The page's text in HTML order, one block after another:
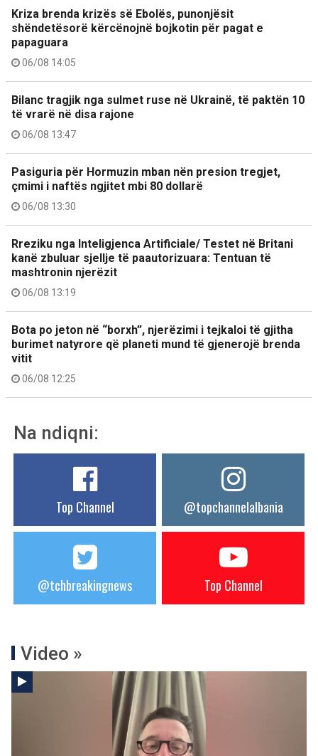
Kriza brenda krizës së Ebolës, punonjësit
shëndetësorë kërcënojnë bojkotin për pagat e
papaguara
06/08 14:05
Bilanc tragjik nga sulmet ruse në Ukrainë, të paktën 10
të vrarë në disa rajone
06/08 13:47
Pasiguria për Hormuzin mban nën presion tregjet,
çmimi i naftës ngjitet mbi 80 dollarë
06/08 13:30
Rreziku nga Inteligjenca Artificiale/ Testet në Britani
kanë zbuluar sjellje të paautorizuara: Tentuan të
mashtronin njerëzit
06/08 13:19
Bota po jeton në “borxh”, njerëzimi i tejkaloi të gjitha
burimet natyrore që planeti mund të gjenerojë brenda
vitit
06/08 12:25
Na ndiqni:
Top Channel @topchannelalbania
@tchbreakingnews Top Channel
Video »